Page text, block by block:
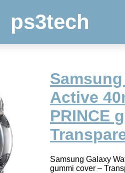
ps3tech
Active
PRINCE
Samsung Galaxy
gummi cover –